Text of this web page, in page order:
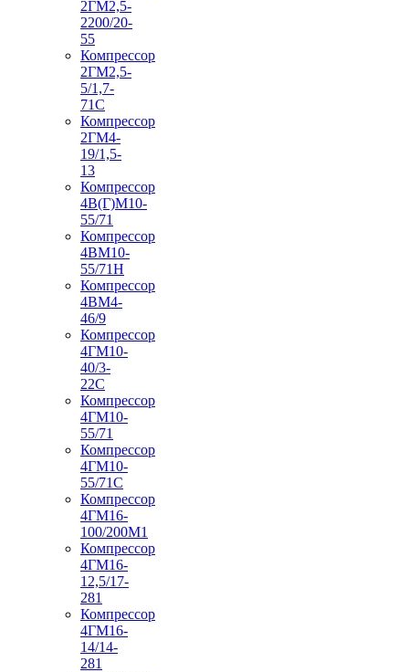
2ГМ2,5-
2200/20-
55
Компрессор
2ГМ2,5-
5/1,7-
71С
Компрессор
2ГМ4-
19/1,5-
13
Компрессор
4В(Г)М10-
55/71
Компрессор
4ВМ10-
55/71Н
Компрессор
4ВМ4-
46/9
Компрессор
4ГМ10-
40/3-
22С
Компрессор
4ГМ10-
55/71
Компрессор
4ГМ10-
55/71С
Компрессор
4ГМ16-
100/200М1
Компрессор
4ГМ16-
12,5/17-
281
Компрессор
4ГМ16-
14/14-
281